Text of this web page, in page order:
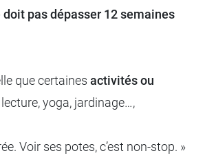
pas dépasser 12 semaines
que certaines activités ou
yoga, jardinage…,
Voir ses potes, c’est non-stop. »